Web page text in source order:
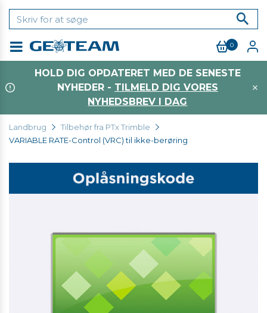
0
HOLD DIG OPDATERET MED DE SENESTE
NYHEDER - TILMELD DIG VORES
NYHEDSBREV I DAG
Landbrug
Tilbehør fra PTx Trimble
VARIABLE RATE-Control (VRC) til ikke-berøring